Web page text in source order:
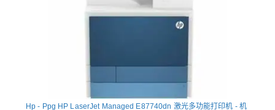
Hp - Ppg HP LaserJet Managed E87740dn 激光多功能打印机 - 机